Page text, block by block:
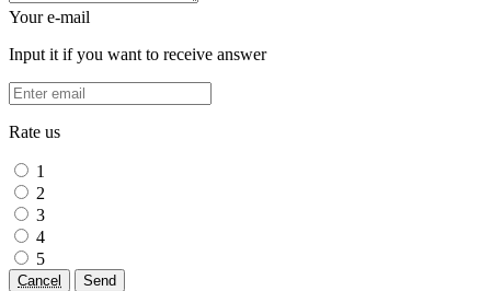
Your e-mail
Input it if you want to receive answer
Rate us
1
2
3
4
5
Cancel Send